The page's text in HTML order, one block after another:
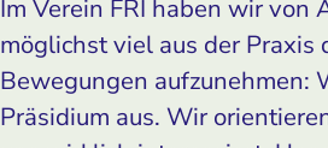
Im Verein FRI haben wir von
möglichst viel aus der Praxis
Bewegungen aufzunehmen:
Präsidium aus. Wir